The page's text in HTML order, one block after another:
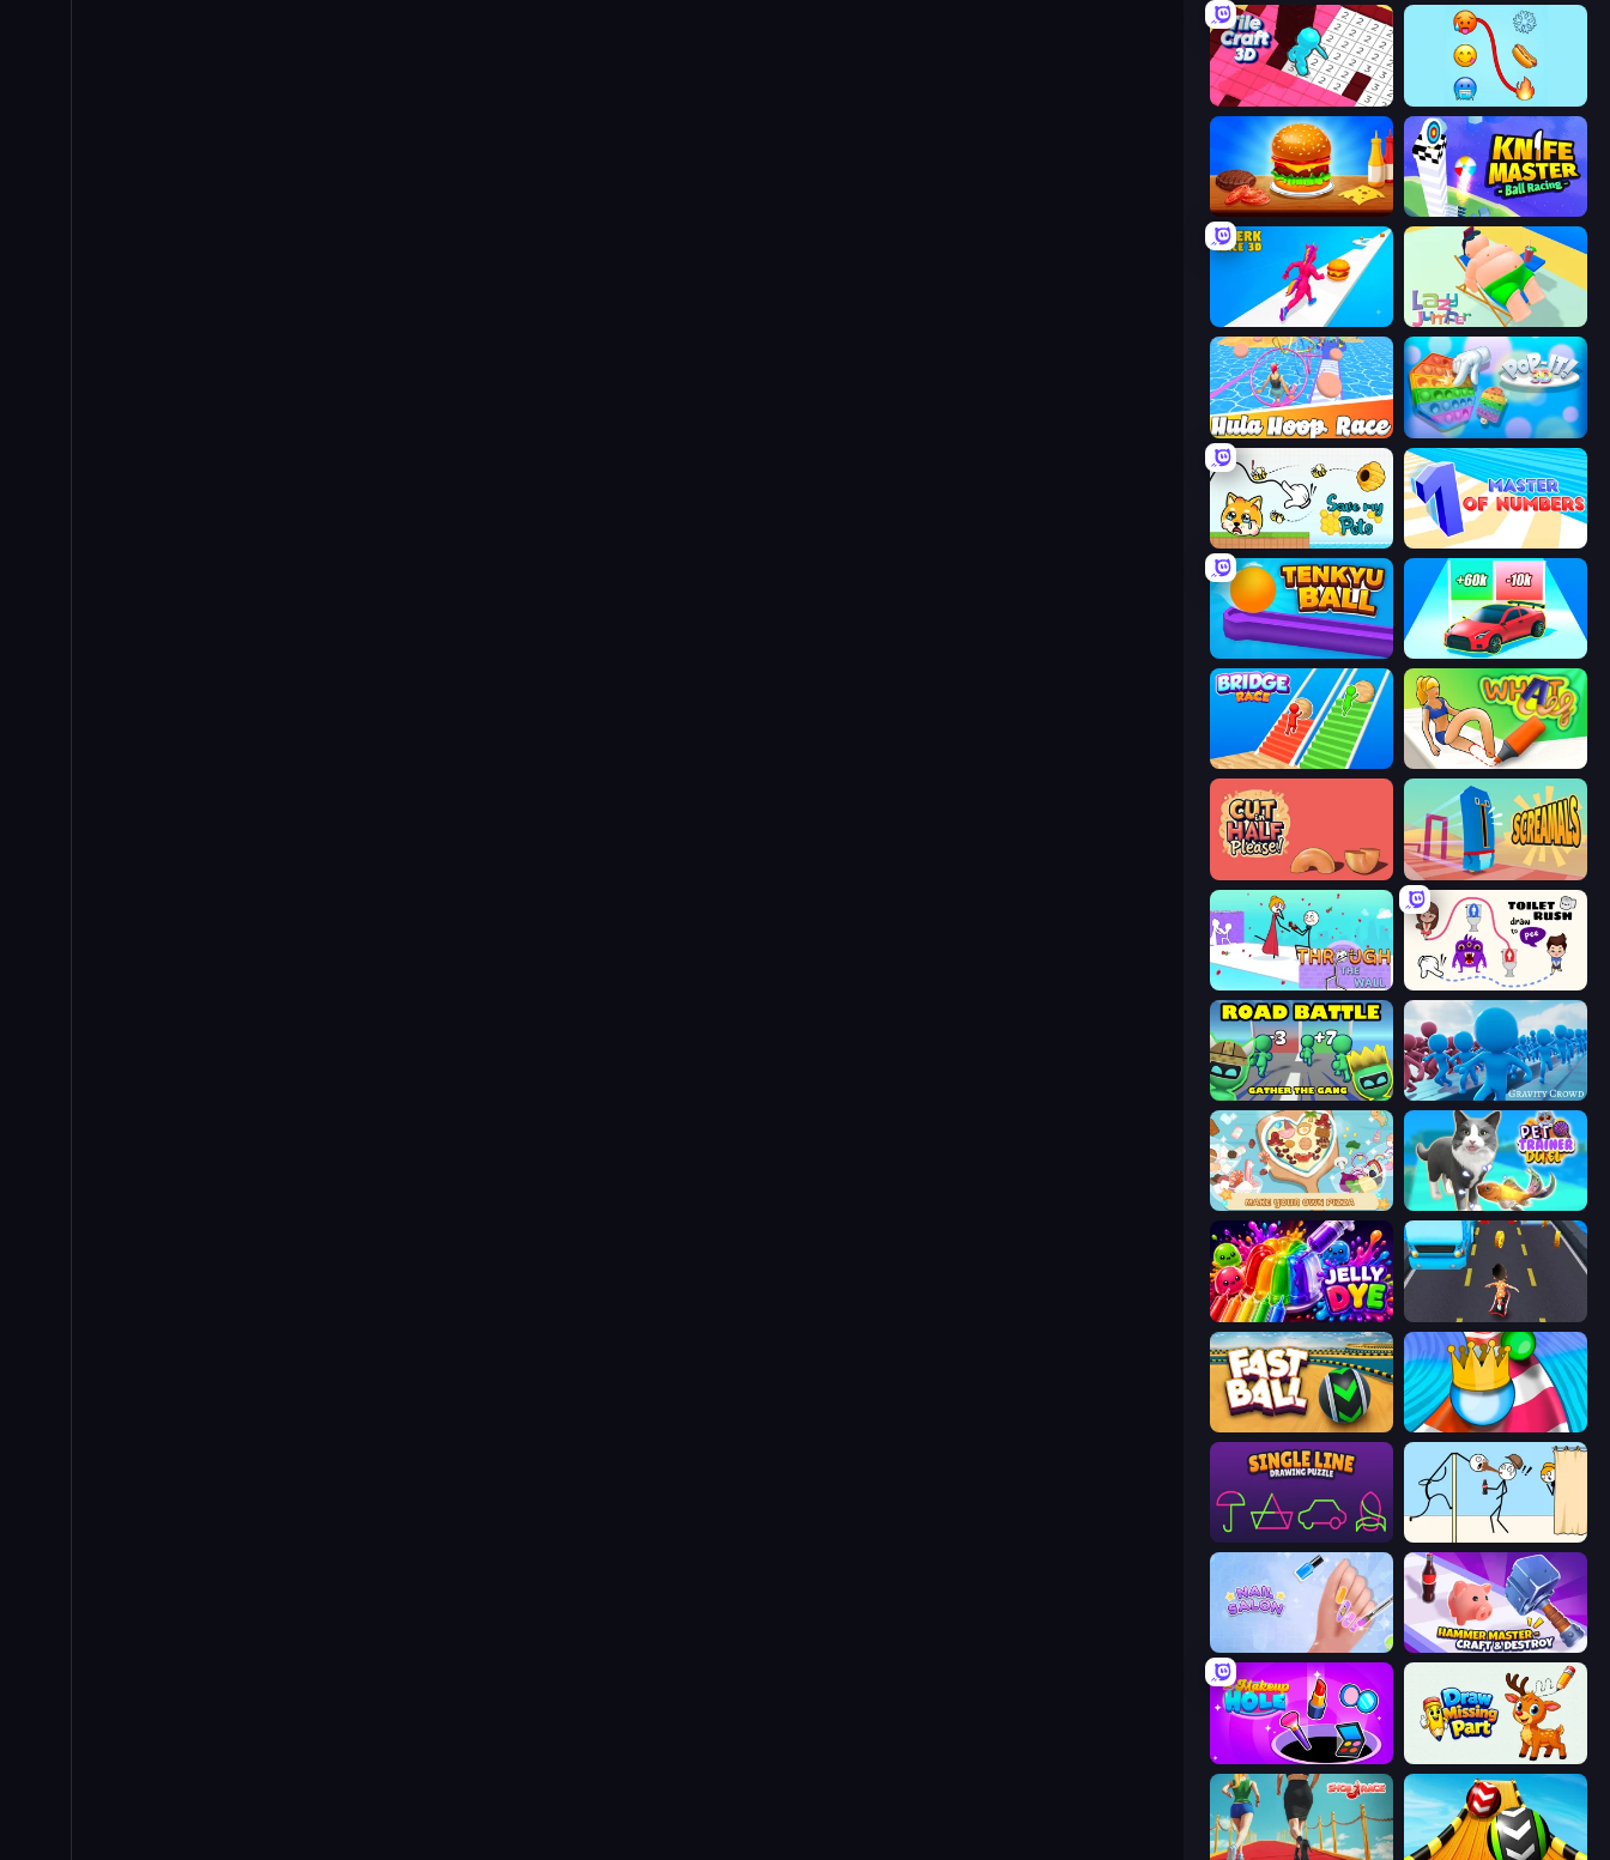
Tile Craft 3D Emoji Puzzle!
Burger Cafe Knife Master: Ball Racing
Twerk Race 3D Lazy Jumper
Hula Hoop Race Pop It 3D
Save My Pets Master of Numbers
Tenkyu Ball
Bridge Race What a Leg
Cut in Half, Please! Screamals
Through the Wall
Road Battle: Gather the Gang Gravity Crowd
ABC Pizza Maker Pet Trainer Duel
Jelly Dye
Fast Ball Jump Aquapark Balls Party
Single Line: Drawing Puzzle Gomu Goman
Nail Salon Hammer Master－Craft & Destroy!
Make Up Hole Draw Missing Part | DOP Puzzle